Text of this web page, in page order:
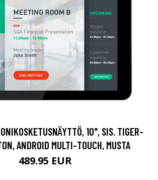
10", SIS. TIGER-
ANDROID MULTI-TOUCH, MUSTA
489.95 EUR